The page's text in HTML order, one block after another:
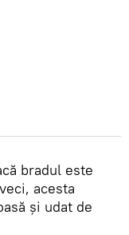
bradul este
acesta
și udat de